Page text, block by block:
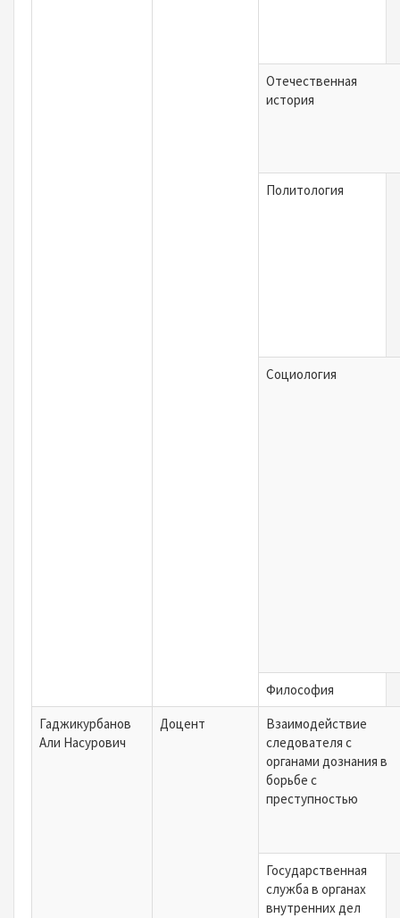
Отечественная
история
Политология
Социология
Философия
Гаджикурбанов
Али Насурович
Доцент
Взаимодействие
следователя с
органами дознания в
борьбе с
преступностью
Государственная
служба в органах
внутренних дел